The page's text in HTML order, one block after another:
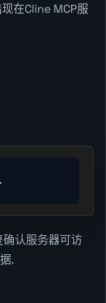
在Cline MCP服
确认服务器可访
.